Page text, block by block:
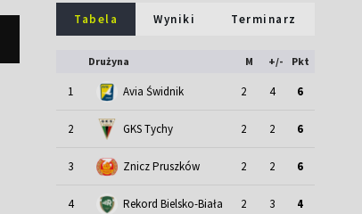
Tabela Wyniki Terminarz
Drużyna M +/- Pkt
1 Avia Świdnik 2 4 6
2 GKS Tychy 2 2 6
3 Znicz Pruszków 2 2 6
4 Rekord Bielsko-Biała 2 3 4